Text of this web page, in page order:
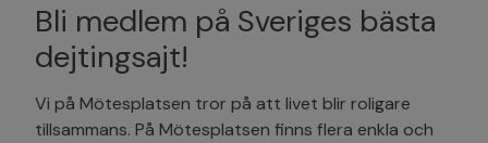
Bli medlem på Sveriges bästa
dejtingsajt!
Vi på Mötesplatsen tror på att livet blir roligare
tillsammans. På Mötesplatsen finns flera enkla och